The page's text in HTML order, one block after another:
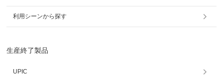
利用シーンから探す
生産終了製品
UPIC